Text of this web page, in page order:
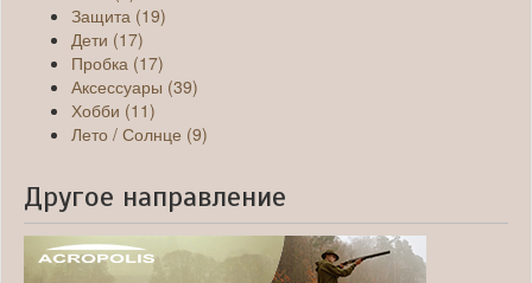
Защита (19)
Дети (17)
Пробка (17)
Аксессуары (39)
Хобби (11)
Лето / Солнце (9)
Другое направление